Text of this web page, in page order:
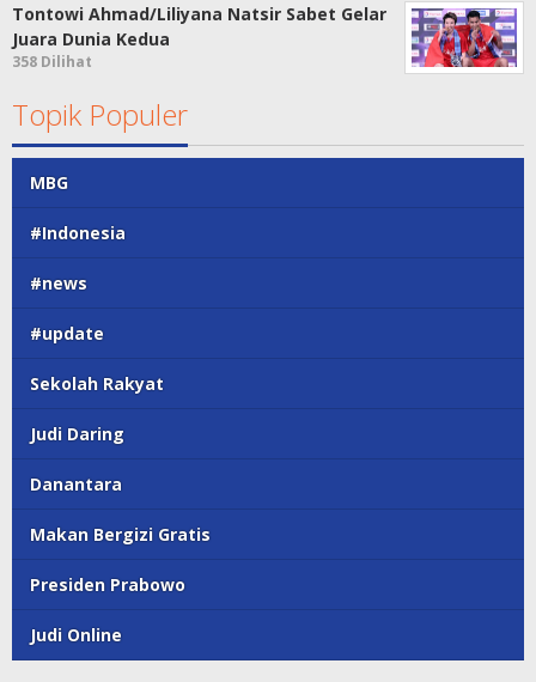
Tontowi Ahmad/Liliyana Natsir Sabet Gelar
Juara Dunia Kedua
358 Dilihat
Topik Populer
MBG
#Indonesia
#news
#update
Sekolah Rakyat
Judi Daring
Danantara
Makan Bergizi Gratis
Presiden Prabowo
Judi Online